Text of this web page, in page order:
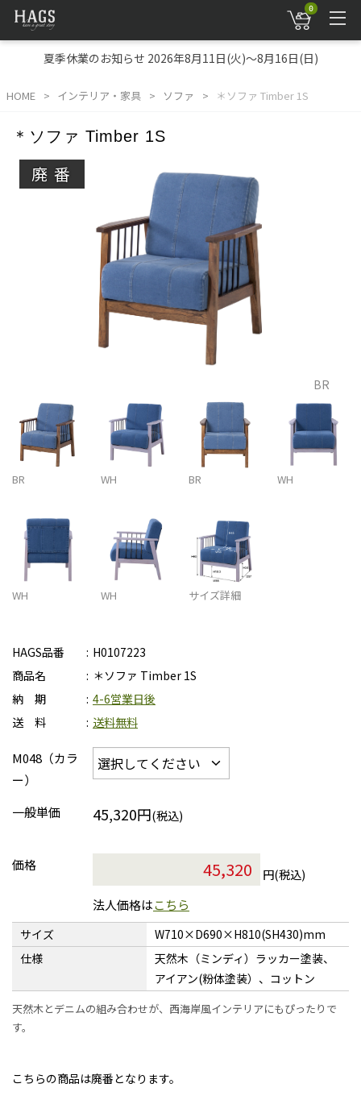
0
夏季休業のお知らせ 2026年8月11日(火)～8月16日(日)
HOME インテリア・家具 ソファ ＊ソファ Timber 1S
＊ソファ Timber 1S
廃番
BR
BR WH BR WH
WH WH サイズ詳細
HAGS品番
H0107223
商品名
＊ソファ Timber 1S
納 期
4-6営業日後
送 料
送料無料
M048（カラ
ー）
一般単価
45,320円(税込)
価格
円(税込)
法人価格はこちら
サイズ
W710×D690×H810(SH430)mm
仕様
天然木（ミンディ）ラッカー塗装、
アイアン(粉体塗装）、コットン
天然木とデニムの組み合わせが、西海岸風インテリアにもぴったりで
す。
こちらの商品は廃番となります。